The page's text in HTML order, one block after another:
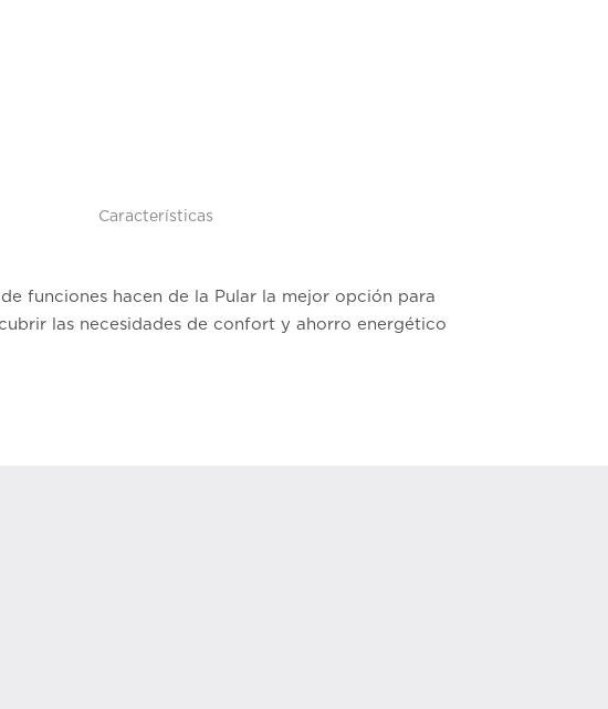
Características
funciones hacen de la Pular la mejor opción para
las necesidades de confort y ahorro energético